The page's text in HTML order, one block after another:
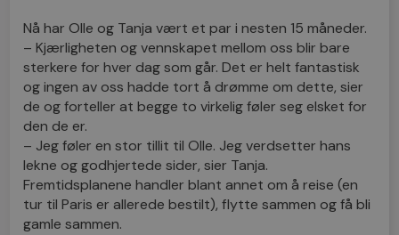
Nå har Olle og Tanja vært et par i nesten 15 måneder.
– Kjærligheten og vennskapet mellom oss blir bare
sterkere for hver dag som går. Det er helt fantastisk
og ingen av oss hadde tort å drømme om dette, sier
de og forteller at begge to virkelig føler seg elsket for
den de er.
– Jeg føler en stor tillit til Olle. Jeg verdsetter hans
lekne og godhjertede sider, sier Tanja.
Fremtidsplanene handler blant annet om å reise (en
tur til Paris er allerede bestilt), flytte sammen og få bli
gamle sammen.